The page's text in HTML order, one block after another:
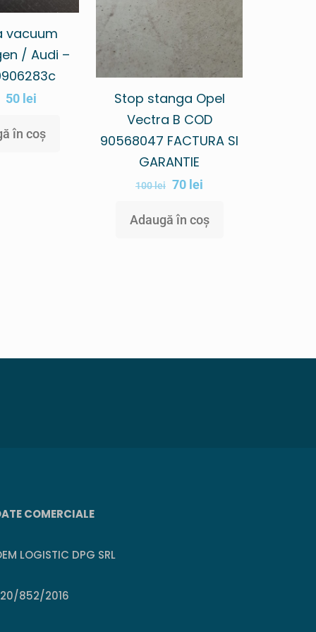
vacuum
/ Audi –
50 lei
în coș
Stop stanga Opel
Vectra B COD
90568047 FACTURA SI
GARANTIE
100lei 70 lei
Adaugă în coș
COMERCIALE
LOGISTIC DPG SRL
852/2016